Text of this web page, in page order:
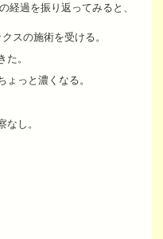
経過を振り返ってみると、
スの施術を受ける。
た。
ょっと濃くなる。
なし。